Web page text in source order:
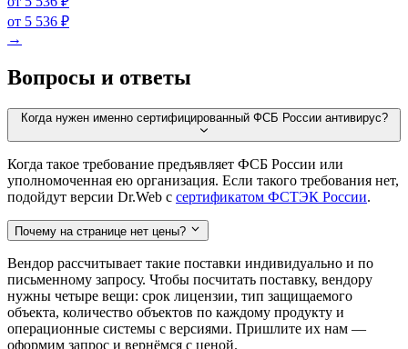
от 5 536 ₽
→
Вопросы и ответы
Когда нужен именно сертифицированный ФСБ России антивирус?
Когда такое требование предъявляет ФСБ России или
уполномоченная ею организация. Если такого требования нет,
подойдут версии Dr.Web с сертификатом ФСТЭК России.
Почему на странице нет цены?
Вендор рассчитывает такие поставки индивидуально и по
письменному запросу. Чтобы посчитать поставку, вендору
нужны четыре вещи: срок лицензии, тип защищаемого
объекта, количество объектов по каждому продукту и
операционные системы с версиями. Пришлите их нам —
оформим запрос и вернёмся с ценой.